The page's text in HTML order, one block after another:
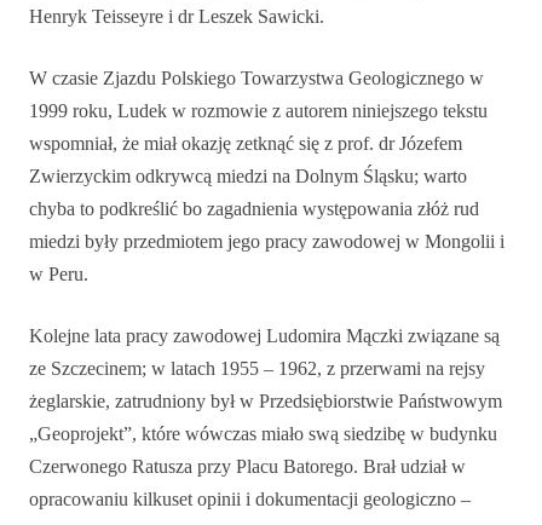
Henryk Teisseyre i dr Leszek Sawicki.
W czasie Zjazdu Polskiego Towarzystwa Geologicznego w
1999 roku, Ludek w rozmowie z autorem niniejszego tekstu
wspomniał, że miał okazję zetknąć się z prof. dr Józefem
Zwierzyckim odkrywcą miedzi na Dolnym Śląsku; warto
chyba to podkreślić bo zagadnienia występowania złóż rud
miedzi były przedmiotem jego pracy zawodowej w Mongolii i
w Peru.
Kolejne lata pracy zawodowej Ludomira Mączki związane są
ze Szczecinem; w latach 1955 – 1962, z przerwami na rejsy
żeglarskie, zatrudniony był w Przedsiębiorstwie Państwowym
„Geoprojekt”, które wówczas miało swą siedzibę w budynku
Czerwonego Ratusza przy Placu Batorego. Brał udział w
opracowaniu kilkuset opinii i dokumentacji geologiczno –